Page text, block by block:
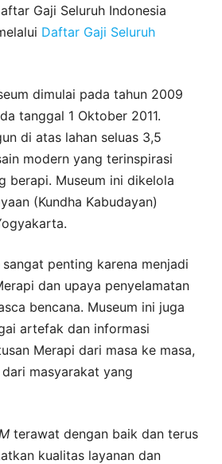
Gaji Seluruh Indonesia
Daftar Gaji Seluruh
dimulai pada tahun 2009
tanggal 1 Oktober 2011.
di atas lahan seluas 3,5
modern yang terinspirasi
berapi. Museum ini dikelola
(Kundha Kabudayan)
sangat penting karena menjadi
dan upaya penyelamatan
bencana. Museum ini juga
artefak dan informasi
Merapi dari masa ke masa,
masyarakat yang
terawat dengan baik dan terus
kualitas layanan dan